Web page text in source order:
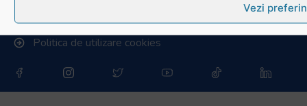
Vezi
Politica de utilizare cookies